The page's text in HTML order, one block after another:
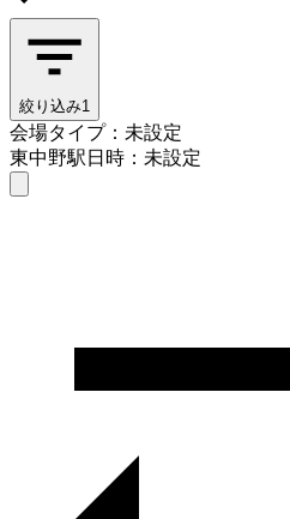
絞り込み1
会場タイプ：未設定
東中野駅日時：未設定